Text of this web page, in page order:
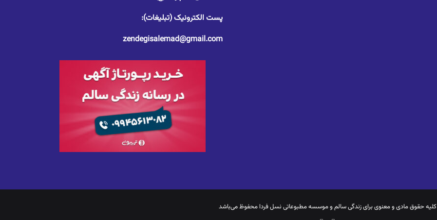
پست الکترونیک (تبلیغات):
zendegisalemad@gmail.com
کلیه حقوق مادی و معنوی برایزندگی سالم و موسسه مطبوعاتی نسل فردا محفوظ می‌باشد